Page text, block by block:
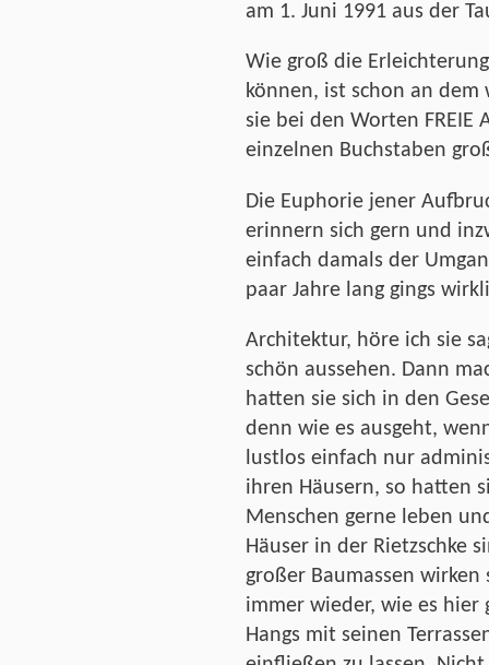
am 1. Juni 1991 aus der
Wie groß die
können, ist schon an dem
sie bei den Worten FREIE
einzelnen Buchstaben
Die Euphorie jener
erinnern sich gern und
einfach damals der
paar Jahre lang gings
Architektur, höre ich sie
schön aussehen. Dann
hatten sie sich in den
denn wie es ausgeht,
lustlos einfach nur
ihren Häusern, so hatten
Menschen gerne leben
Häuser in der Rietzschke
großer Baumassen
immer wieder, wie es hier
Hangs mit seinen